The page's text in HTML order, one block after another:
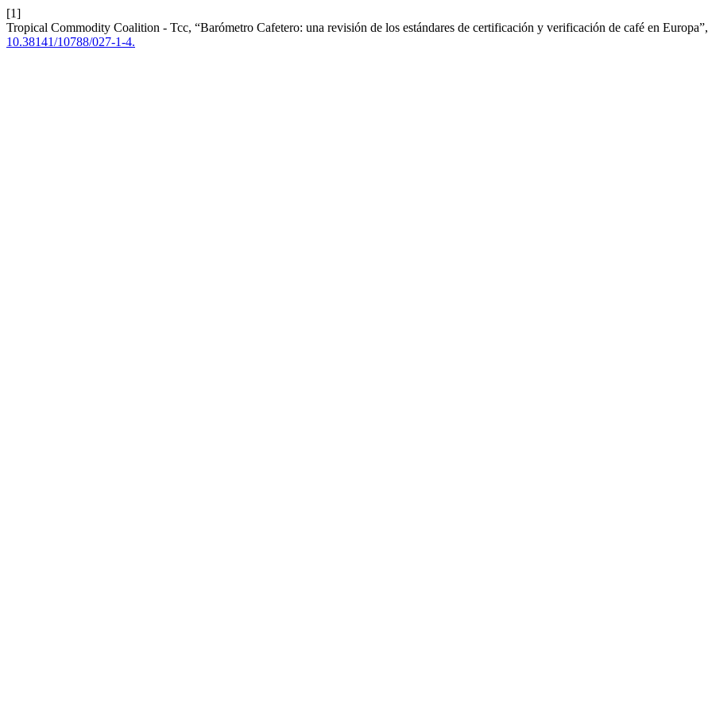
[1]
Tropical Commodity Coalition - Tcc, “Barómetro Cafetero: una revisión de los estándares de certificación y verificación de café en Europa”,
10.38141/10788/027-1-4.